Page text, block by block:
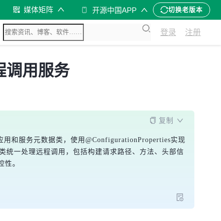
媒体矩阵 开源中国APP 切换老版本
登录 注册
用服务
复制
和服务元数据类，使用@ConfigurationProperties实现
统一处理远程调用，包括构建请求路径、方法、头部信
性。